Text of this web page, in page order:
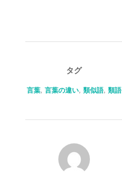
タグ
言葉, 言葉の違い, 類似語, 類語
投稿者